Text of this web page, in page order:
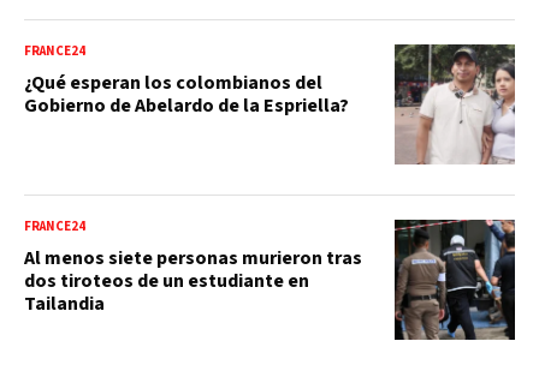
FRANCE24
¿Qué esperan los colombianos del
Gobierno de Abelardo de la Espriella?
FRANCE24
Al menos siete personas murieron tras
dos tiroteos de un estudiante en
Tailandia